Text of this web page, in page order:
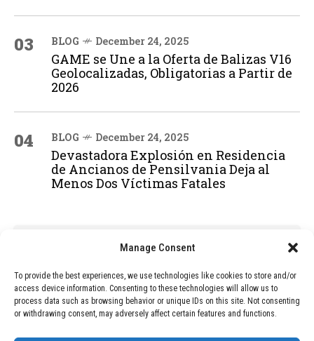
Manage Consent
To provide the best experiences, we use technologies like cookies to store and/or
access device information. Consenting to these technologies will allow us to
process data such as browsing behavior or unique IDs on this site. Not consenting
or withdrawing consent, may adversely affect certain features and functions.
03 BLOG December 24, 2025
GAME se Une a la Oferta de Balizas V16
Geolocalizadas, Obligatorias a Partir de
2026
04 BLOG December 24, 2025
Devastadora Explosión en Residencia
de Ancianos de Pensilvania Deja al
Menos Dos Víctimas Fatales